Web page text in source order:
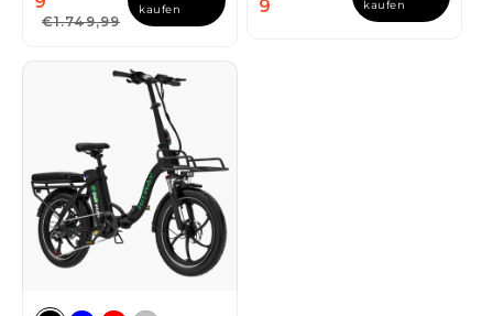
€1.749,99
kaufen
9
kaufen